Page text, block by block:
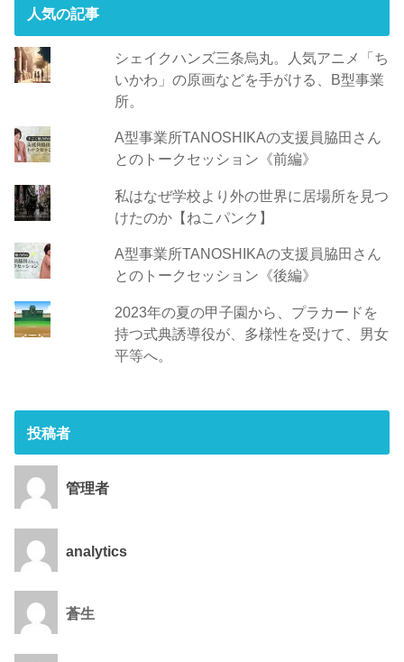
人気の記事
シェイクハンズ三条烏丸。人気アニメ「ち
いかわ」の原画などを手がける、B型事業
所。
A型事業所TANOSHIKAの支援員脇田さん
とのトークセッション《前編》
私はなぜ学校より外の世界に居場所を見つ
けたのか【ねこパンク】
A型事業所TANOSHIKAの支援員脇田さん
とのトークセッション《後編》
2023年の夏の甲子園から、プラカードを
持つ式典誘導役が、多様性を受けて、男女
平等へ。
投稿者
管理者
analytics
蒼生